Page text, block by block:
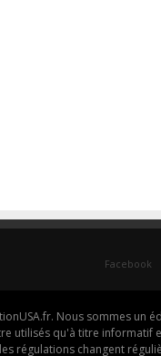
Facebook
Nous sommes un
utilisés qu'à titre informatif
régulations changent